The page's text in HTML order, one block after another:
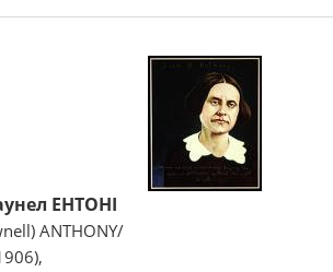
ЕНТОНІ
ANTHONY/